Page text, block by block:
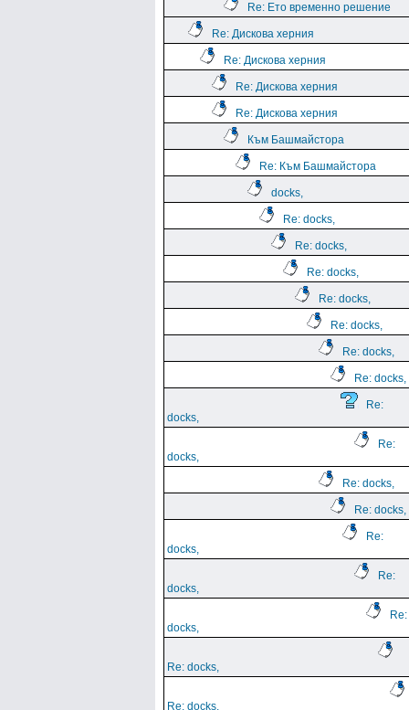
Re: Ето временно решение
Re: Дискова херния
Re: Дискова херния
Re: Дискова херния
Re: Дискова херния
Към Башмайстора
Re: Към Башмайстора
docks,
Re: docks,
Re: docks,
Re: docks,
Re: docks,
Re: docks,
Re: docks,
Re: docks,
Re:
docks,
Re:
docks,
Re: docks,
Re: docks,
Re:
docks,
Re:
docks,
Re:
docks,
Re: docks,
Re: docks,